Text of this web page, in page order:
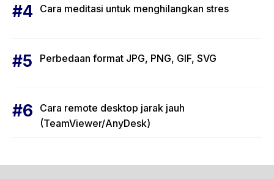
Cara meditasi untuk menghilangkan stres
Perbedaan format JPG, PNG, GIF, SVG
Cara remote desktop jarak jauh
(TeamViewer/AnyDesk)